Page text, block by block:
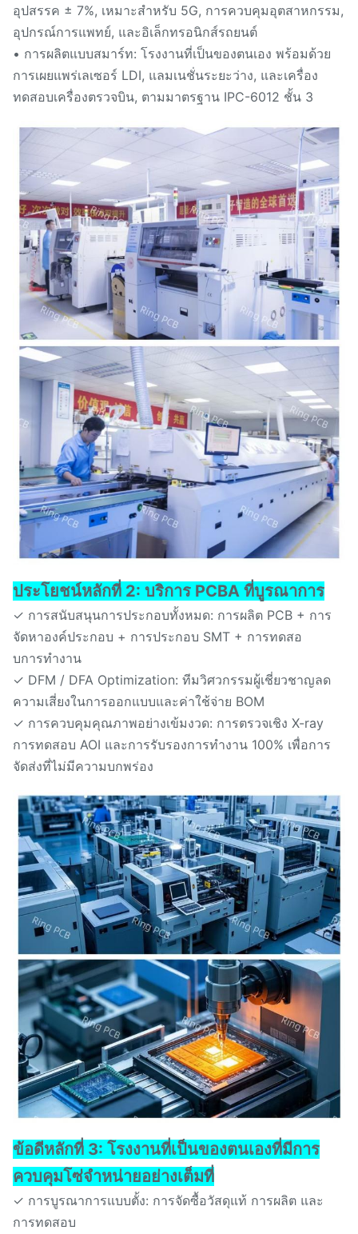
อุปสรรค ± 7%, เหมาะสําหรับ 5G, การควบคุมอุตสาหกรรม,
อุปกรณ์การแพทย์, และอิเล็กทรอนิกส์รถยนต์
• การผลิตแบบสมาร์ท: โรงงานที่เป็นของตนเอง พร้อมด้วย
การเผยแพร่เลเซอร์ LDI, แลมเนชั่นระยะว่าง, และเครื่อง
ทดสอบเครื่องตรวจบิน, ตามมาตรฐาน IPC-6012 ชั้น 3
ประโยชน์หลักที่ 2: บริการ PCBA ที่บูรณาการ
✓ การสนับสนุนการประกอบทั้งหมด: การผลิต PCB + การ
จัดหาองค์ประกอบ + การประกอบ SMT + การทดสอ
บการทํางาน
✓ DFM / DFA Optimization: ทีมวิศวกรรมผู้เชี่ยวชาญลด
ความเสี่ยงในการออกแบบและค่าใช้จ่าย BOM
✓ การควบคุมคุณภาพอย่างเข้มงวด: การตรวจเชิง X-ray
การทดสอบ AOI และการรับรองการทํางาน 100% เพื่อการ
จัดส่งที่ไม่มีความบกพร่อง
ข้อดีหลักที่ 3: โรงงานที่เป็นของตนเองที่มีการ
ควบคุมโซ่จําหน่ายอย่างเต็มที่
✓ การบูรณาการแบบตั้ง: การจัดซื้อวัสดุแท้ การผลิต และ
การทดสอบ